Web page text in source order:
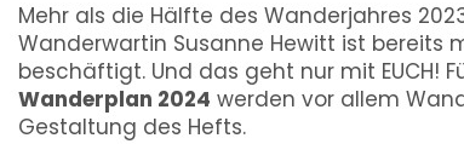
Mehr als die Hälfte des Wanderjahres
Wanderwartin Susanne Hewitt ist bereits
beschäftigt. Und das geht nur mit EUCH!
Wanderplan 2024 werden vor allem
Gestaltung des Hefts.